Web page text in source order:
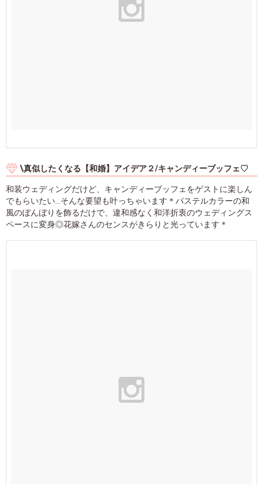
\真似したくなる【和婚】アイデア２/キャンディーブッフェ♡
和装ウェディングだけど、キャンディーブッフェをゲストに楽しん
でもらいたい...そんな要望も叶っちゃいます＊パステルカラーの和
風のぼんぼりを飾るだけで、違和感なく和洋折衷のウェディングス
ペースに変身◎花嫁さんのセンスがきらりと光っています＊